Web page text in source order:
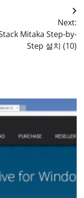
Next:
Mitaka Step-by-
Step 설치 (10)